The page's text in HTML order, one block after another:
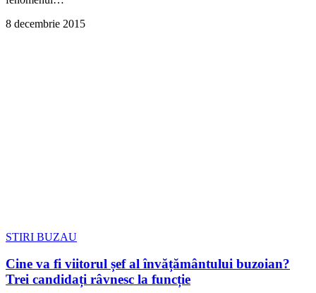
8 decembrie 2015
STIRI BUZAU
Cine va fi viitorul șef al învățământului buzoian?
Trei candidați râvnesc la funcție